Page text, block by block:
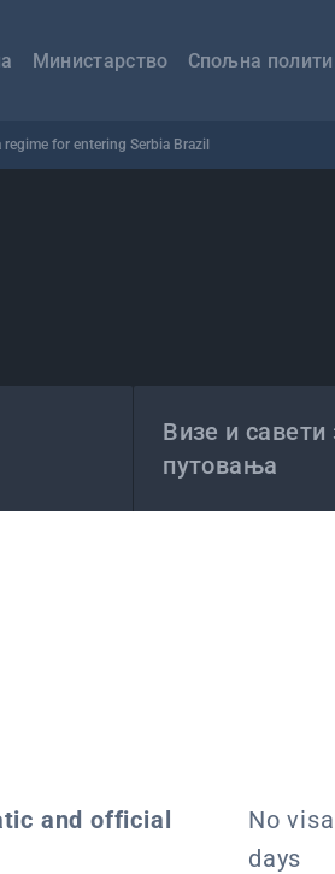
Министарство Спољна
regime for entering Serbia Brazil
Визе и савети
путовања
and official
No
days